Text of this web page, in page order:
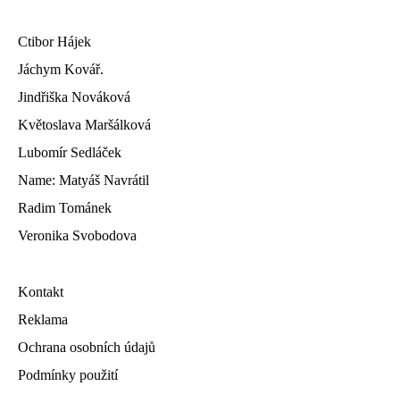
Ctibor Hájek
Jáchym Kovář.
Jindřiška Nováková
Květoslava Maršálková
Lubomír Sedláček
Name: Matyáš Navrátil
Radim Tománek
Veronika Svobodova
Kontakt
Reklama
Ochrana osobních údajů
Podmínky použití